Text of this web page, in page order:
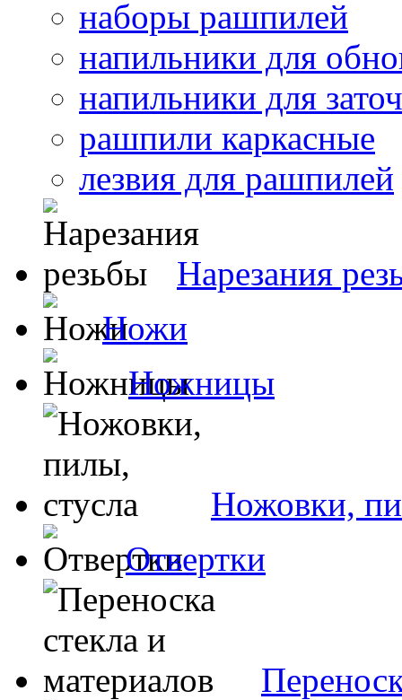
наборы рашпилей
напильники для
напильники для
рашпили каркасные
лезвия для рашпилей
Нарезания
Ножи
Ножницы
Ножовки,
Отвертки